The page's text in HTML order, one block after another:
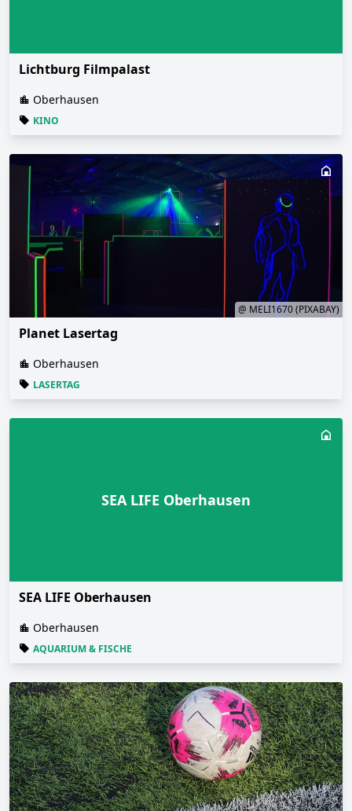
Lichtburg Filmpalast
Oberhausen
KINO
@ MELI1670 (PIXABAY)
Planet Lasertag
Oberhausen
LASERTAG
SEA LIFE Oberhausen
SEA LIFE Oberhausen
Oberhausen
AQUARIUM & FISCHE